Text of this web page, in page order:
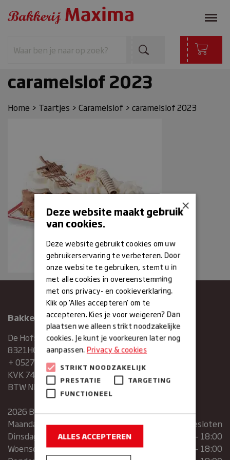
caramelslof 2023
Home > Taartjes > Caramelslof > caramelslof 2023
Bakkerij Maxima
De Hofstee 1
8321HG Urk
+ 0527683454
KVK 74286293
BTW NR. NL859839151B01
2026 Bakkerij Maxima
Maandag
gesloten
Dinsdag
07:30 – 13:00 | 14:00 – 18:00
Woensdag
07:30 – 13:00 | 14:00 – 18:00
×
Deze website maakt gebruik
van cookies.
Deze website gebruikt cookies om uw
gebruikerservaring te verbeteren. Door
onze website te gebruiken, stemt u in
met alle cookies in overeenstemming
met ons privacy- en cookieverklaring.
Klik op 'Alles accepteren' om te
accepteren. Kies je voor weigeren? Dan
plaatsen we alleen strikt noodzakelijke
cookies. Je kunt je voorkeuren later nog
aanpassen.Privacy & cookies
STRIKT NOODZAKELIJK
PRESTATIE
TARGETING
FUNCTIONEEL
ALLES ACCEPTEREN